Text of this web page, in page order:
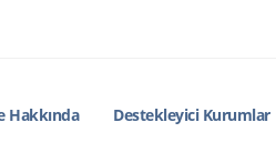
Hakkında Destekleyici Kurumlar